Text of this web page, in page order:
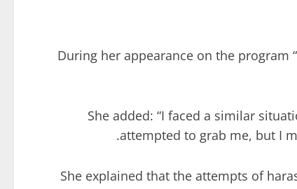
During her appearance on the program
She added: “I faced a similar
attempted to grab me, but I
She explained that the attempts of